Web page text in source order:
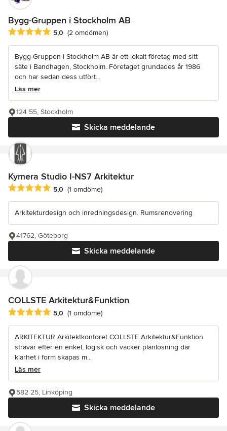
Bygg-Gruppen i Stockholm AB
Genomsnittligt omdöme: 5 av 5 stjärnor
5,0 (2 omdömen)
Bygg-Gruppen i Stockholm AB är ett lokalt företag med sitt
säte i Bandhagen, Stockholm. Företaget grundades år 1986
och har sedan dess utfört...
Läs mer
Skicka meddelande
124 55, Stockholm
Kymera Studio I-NS7 Arkitektur
Genomsnittligt omdöme: 5 av 5 stjärnor
5,0 (1 omdöme)
Arkitekturdesign och inredningsdesign. Rumsrenovering
Skicka meddelande
41762, Göteborg
COLLSTE Arkitektur&Funktion
Genomsnittligt omdöme: 5 av 5 stjärnor
5,0 (1 omdöme)
ARKITEKTUR Arkitektkontoret COLLSTE Arkitektur&Funktion
strävar efter en enkel, logisk och vacker planlösning där
klarhet i form skapas m...
Läs mer
Skicka meddelande
582 25, Linköping